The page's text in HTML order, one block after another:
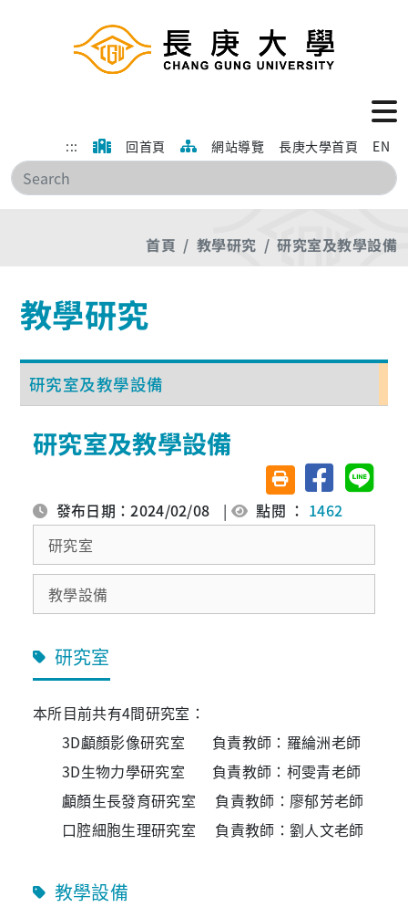
::: 回首頁 網站導覽 長庚大學首頁 EN
搜
首頁 教學研究 研究室及教學設備
教學研究
研究室及教學設備
研究室及教學設備
友善列印(另開視窗)
分享至臉書分享
發布日期：2024/02/08 | 點閱 ： 1462
研究室
教學設備
研究室
本所目前共有4間研究室：
3D顱顏影像研究室 負責教師：羅綸洲老師
3D生物力學研究室 負責教師：柯雯青老師
顱顏生長發育研究室 負責教師：廖郁芳老師
口腔細胞生理研究室 負責教師：劉人文老師
教學設備